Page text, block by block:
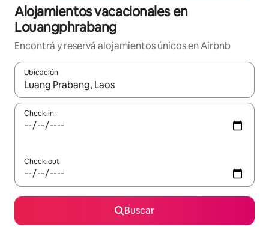
Alojamientos vacacionales en
Louangphrabang
Encontrá y reservá alojamientos únicos en Airbnb
Ubicación
Cuando los resultados estén disponibles, navegá con las
Check-in
Check-out
Buscar